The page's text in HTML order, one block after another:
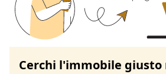
Cerchi l'immobile giusto